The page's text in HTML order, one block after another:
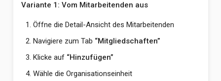
Variante 1: Vom Mitarbeitenden aus
Öffne die Detail-Ansicht des Mitarbeitenden
Navigiere zum Tab “Mitgliedschaften”
Klicke auf “Hinzufügen”
Wähle die Organisationseinheit